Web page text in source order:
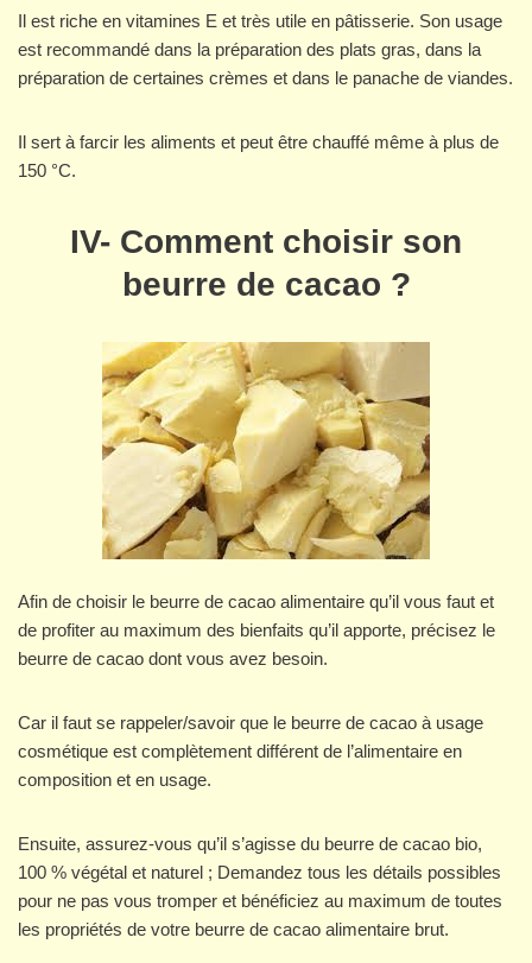
Il est riche en vitamines E et très utile en pâtisserie. Son usage
est recommandé dans la préparation des plats gras, dans la
préparation de certaines crèmes et dans le panache de viandes.
Il sert à farcir les aliments et peut être chauffé même à plus de
150 °C.
IV- Comment choisir son
beurre de cacao ?
Afin de choisir le beurre de cacao alimentaire qu’il vous faut et
de profiter au maximum des bienfaits qu’il apporte, précisez le
beurre de cacao dont vous avez besoin.
Car il faut se rappeler/savoir que le beurre de cacao à usage
cosmétique est complètement différent de l’alimentaire en
composition et en usage.
Ensuite, assurez-vous qu’il s’agisse du beurre de cacao bio,
100 % végétal et naturel ; Demandez tous les détails possibles
pour ne pas vous tromper et bénéficiez au maximum de toutes
les propriétés de votre beurre de cacao alimentaire brut.